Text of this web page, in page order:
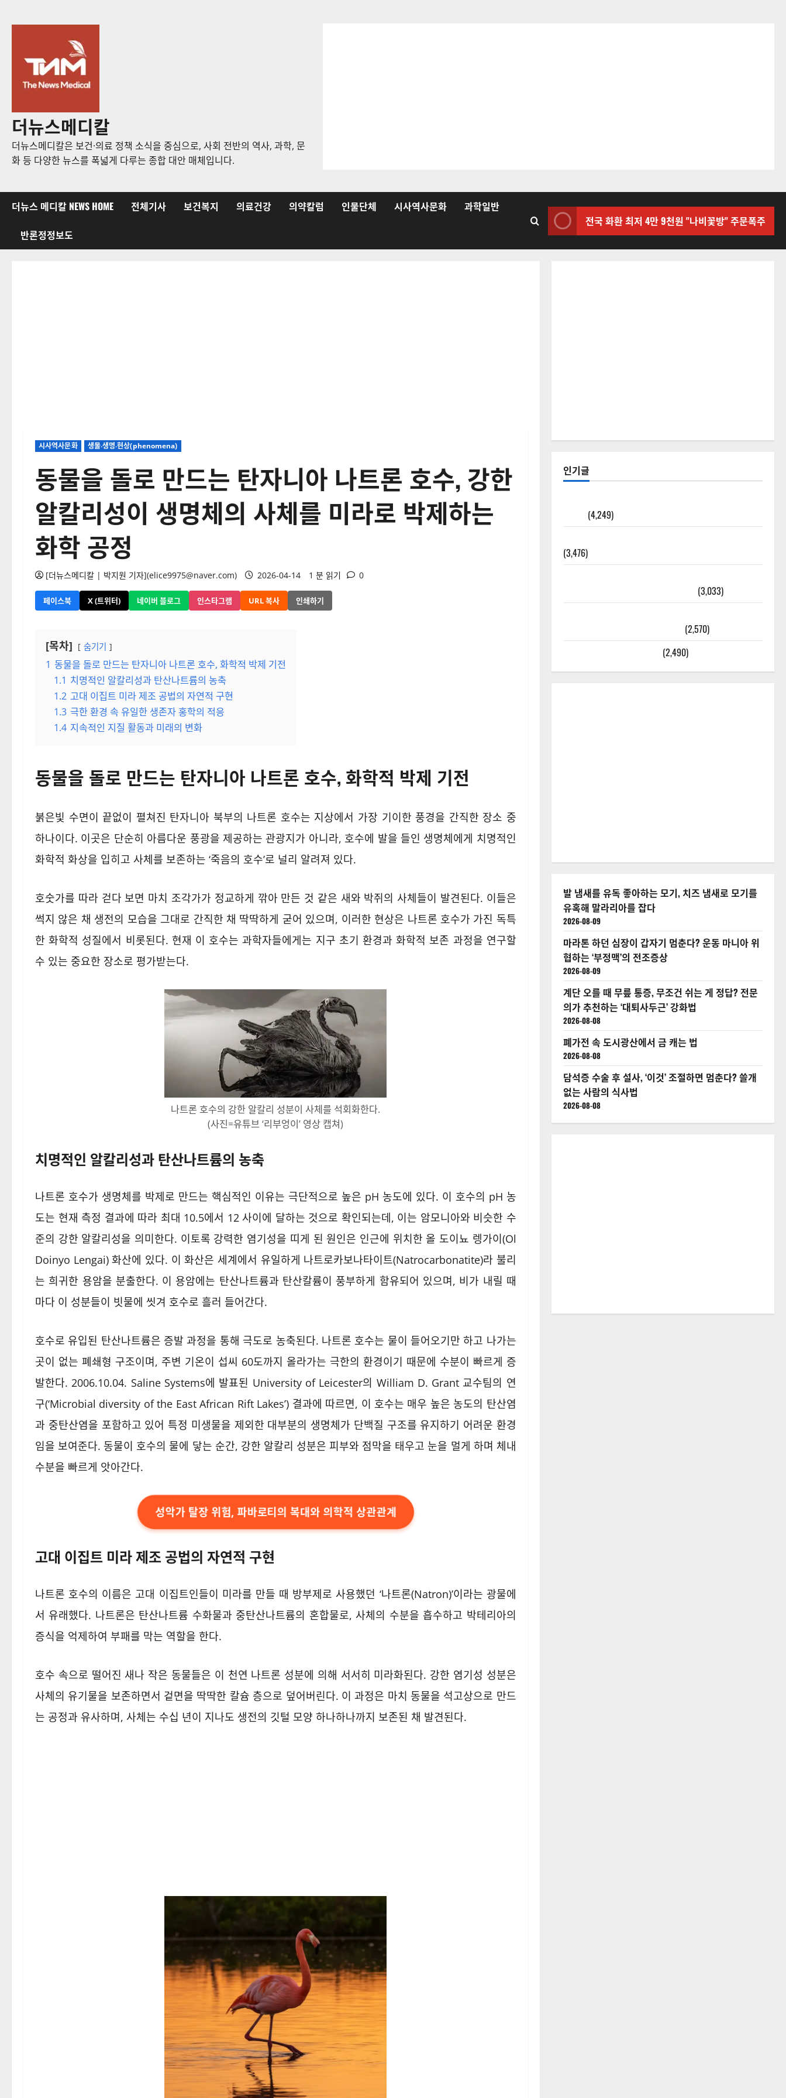
더뉴스메디칼
더뉴스메디칼은 보건·의료 정책 소식을 중심으로, 사회 전반의 역사, 과학, 문
화 등 다양한 뉴스를 폭넓게 다루는 종합 대안 매체입니다.
더뉴스 메디칼 NEWS HOME 전체기사 보건복지 의료건강 의약칼럼 인물단체 시사역사문화 과학일반
반론정정보도
전국 화환 최저 4만 9천원 "나비꽃방" 주문폭주
시사역사문화 생물‧생명‧현상(phenomena)
동물을 돌로 만드는 탄자니아 나트론 호수, 강한
알칼리성이 생명체의 사체를 미라로 박제하는
화학 공정
[더뉴스메디칼 | 박지원 기자](elice9975@naver.com) 2026-04-14 1 분 읽기 0
페이스북 X (트위터) 네이버 블로그 인스타그램 URL 복사 인쇄하기
[목차] 숨기기
1 동물을 돌로 만드는 탄자니아 나트론 호수, 화학적 박제 기전
1.1 치명적인 알칼리성과 탄산나트륨의 농축
1.2 고대 이집트 미라 제조 공법의 자연적 구현
1.3 극한 환경 속 유일한 생존자 홍학의 적응
1.4 지속적인 지질 활동과 미래의 변화
동물을 돌로 만드는 탄자니아 나트론 호수, 화학적 박제 기전
붉은빛 수면이 끝없이 펼쳐진 탄자니아 북부의 나트론 호수는 지상에서 가장 기이한 풍경을 간직한 장소 중
하나이다. 이곳은 단순히 아름다운 풍광을 제공하는 관광지가 아니라, 호수에 발을 들인 생명체에게 치명적인
화학적 화상을 입히고 사체를 보존하는 ‘죽음의 호수’로 널리 알려져 있다.
호숫가를 따라 걷다 보면 마치 조각가가 정교하게 깎아 만든 것 같은 새와 박쥐의 사체들이 발견된다. 이들은
썩지 않은 채 생전의 모습을 그대로 간직한 채 딱딱하게 굳어 있으며, 이러한 현상은 나트론 호수가 가진 독특
한 화학적 성질에서 비롯된다. 현재 이 호수는 과학자들에게는 지구 초기 환경과 화학적 보존 과정을 연구할
수 있는 중요한 장소로 평가받는다.
나트론 호수의 강한 알칼리 성분이 사체를 석회화한다.
(사진=유튜브 ‘리부엉이’ 영상 캡쳐)
치명적인 알칼리성과 탄산나트륨의 농축
나트론 호수가 생명체를 박제로 만드는 핵심적인 이유는 극단적으로 높은 pH 농도에 있다. 이 호수의 pH 농
도는 현재 측정 결과에 따라 최대 10.5에서 12 사이에 달하는 것으로 확인되는데, 이는 암모니아와 비슷한 수
준의 강한 알칼리성을 의미한다. 이토록 강력한 염기성을 띠게 된 원인은 인근에 위치한 올 도이뇨 렝가이(Ol
Doinyo Lengai) 화산에 있다. 이 화산은 세계에서 유일하게 나트로카보나타이트(Natrocarbonatite)라 불리
는 희귀한 용암을 분출한다. 이 용암에는 탄산나트륨과 탄산칼륨이 풍부하게 함유되어 있으며, 비가 내릴 때
마다 이 성분들이 빗물에 씻겨 호수로 흘러 들어간다.
호수로 유입된 탄산나트륨은 증발 과정을 통해 극도로 농축된다. 나트론 호수는 물이 들어오기만 하고 나가는
곳이 없는 폐쇄형 구조이며, 주변 기온이 섭씨 60도까지 올라가는 극한의 환경이기 때문에 수분이 빠르게 증
발한다. 2006.10.04. Saline Systems에 발표된 University of Leicester의 William D. Grant 교수팀의 연
구(‘Microbial diversity of the East African Rift Lakes’) 결과에 따르면, 이 호수는 매우 높은 농도의 탄산염
과 중탄산염을 포함하고 있어 특정 미생물을 제외한 대부분의 생명체가 단백질 구조를 유지하기 어려운 환경
임을 보여준다. 동물이 호수의 물에 닿는 순간, 강한 알칼리 성분은 피부와 점막을 태우고 눈을 멀게 하며 체내
수분을 빠르게 앗아간다.
성악가 탈장 위험, 파바로티의 복대와 의학적 상관관계
고대 이집트 미라 제조 공법의 자연적 구현
나트론 호수의 이름은 고대 이집트인들이 미라를 만들 때 방부제로 사용했던 ‘나트론(Natron)’이라는 광물에
서 유래했다. 나트론은 탄산나트륨 수화물과 중탄산나트륨의 혼합물로, 사체의 수분을 흡수하고 박테리아의
증식을 억제하여 부패를 막는 역할을 한다.
호수 속으로 떨어진 새나 작은 동물들은 이 천연 나트론 성분에 의해 서서히 미라화된다. 강한 염기성 성분은
사체의 유기물을 보존하면서 겉면을 딱딱한 칼슘 층으로 덮어버린다. 이 과정은 마치 동물을 석고상으로 만드
는 공정과 유사하며, 사체는 수십 년이 지나도 생전의 깃털 모양 하나하나까지 보존된 채 발견된다.
인기글
(4,249)
(3,476)
(3,033)
(2,570)
(2,490)
발 냄새를 유독 좋아하는 모기, 치즈 냄새로 모기를
유혹해 말라리아를 잡다
2026-08-09
마라톤 하던 심장이 갑자기 멈춘다? 운동 마니아 위
협하는 ‘부정맥’의 전조증상
2026-08-09
계단 오를 때 무릎 통증, 무조건 쉬는 게 정답? 전문
의가 추천하는 ‘대퇴사두근’ 강화법
2026-08-08
폐가전 속 도시광산에서 금 캐는 법
2026-08-08
담석증 수술 후 설사, ‘이것’ 조절하면 멈춘다? 쓸개
없는 사람의 식사법
2026-08-08